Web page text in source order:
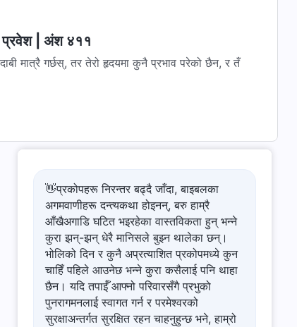
प्रवेश | अंश ४११
मात्रै गर्छस्, तर तेरो हृदयमा कुनै प्रभाव परेको छैन, र तँ
👋प्रकोपहरू निरन्तर बढ्दै जाँदा, बाइबलका
अगमवाणीहरू दन्त्यकथा होइनन्, बरु हाम्रै
आँखैअगाडि घटित भइरहेका वास्तविकता हुन् भन्ने
कुरा झन्-झन् धेरै मानिसले बुझ्न थालेका छन्।
भोलिको दिन र कुनै अप्रत्याशित प्रकोपमध्ये कुन
चाहिँ पहिले आउनेछ भन्ने कुरा कसैलाई पनि थाहा
छैन। यदि तपाईँ आफ्नो परिवारसँगै प्रभुको
पुनरागमनलाई स्वागत गर्न र परमेश्‍वरको
सुरक्षाअन्तर्गत सुरक्षित रहन चाहनुहुन्छ भने, हाम्रो